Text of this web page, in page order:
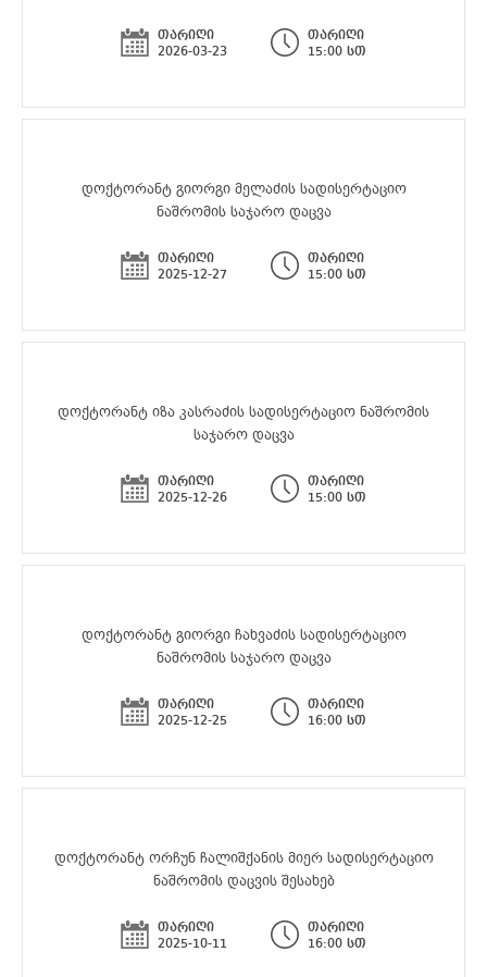
თარიღი
2026-03-23
თარიღი
15:00 სთ
დოქტორანტ გიორგი მელაძის სადისერტაციო
ნაშრომის საჯარო დაცვა
თარიღი
2025-12-27
თარიღი
15:00 სთ
დოქტორანტ იზა კასრაძის სადისერტაციო ნაშრომის
საჯარო დაცვა
თარიღი
2025-12-26
თარიღი
15:00 სთ
დოქტორანტ გიორგი ჩახვაძის სადისერტაციო
ნაშრომის საჯარო დაცვა
თარიღი
2025-12-25
თარიღი
16:00 სთ
დოქტორანტ ორჩუნ ჩალიშქანის მიერ სადისერტაციო
ნაშრომის დაცვის შესახებ
თარიღი
2025-10-11
თარიღი
16:00 სთ